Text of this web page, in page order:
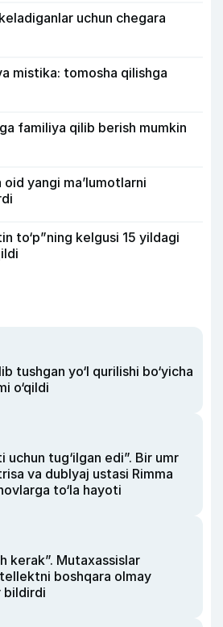
uchun chegara
mistika: tomosha qilishga
familiya qilib berish mumkin
yangi maʼlumotlarni
to‘p”ning kelgusi 15 yildagi
tushgan yo‘l qurilishi bo‘yicha
o‘qildi
uchun tug‘ilgan edi”. Bir umr
va dublyaj ustasi Rimma
to‘la hayoti
kerak”. Mutaxassislar
boshqara olmay
bildirdi